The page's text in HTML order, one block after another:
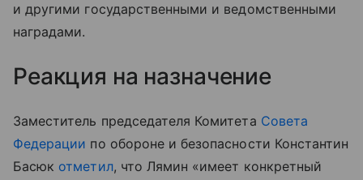
и другими государственными и ведомственными
наградами.
Реакция на назначение
Заместитель председателя Комитета Совета
Федерации по обороне и безопасности Константин
Басюк отметил, что Лямин «имеет конкретный